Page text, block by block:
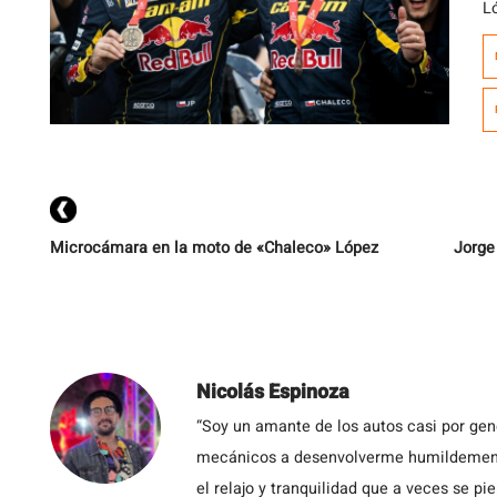
Microcámara en la moto de «Chaleco» López
Nicolás Espinoza
“Soy un amante de los autos casi por
mecánicos a desenvolverme
el relajo y tranquilidad que a veces se